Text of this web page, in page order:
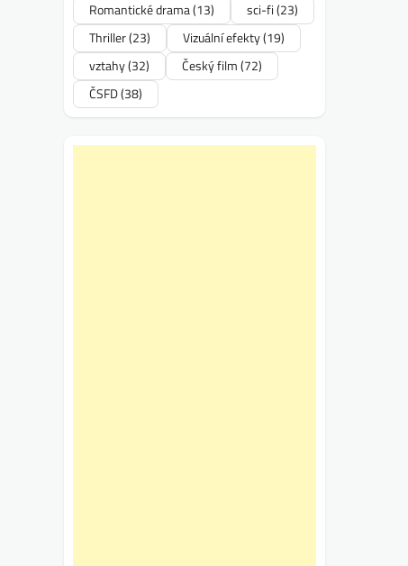
Romantické drama(13) sci-fi(23)
Thriller(23) Vizuální efekty(19)
vztahy(32) Český film(72)
ČSFD(38)